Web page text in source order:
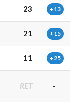
23 +13
21 +15
11 +25
RET -